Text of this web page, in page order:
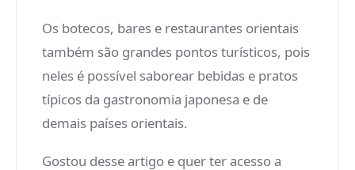
Os botecos, bares e restaurantes orientais
também são grandes pontos turísticos, pois
neles é possível saborear bebidas e pratos
típicos da gastronomia japonesa e de
demais países orientais.
Gostou desse artigo e quer ter acesso a